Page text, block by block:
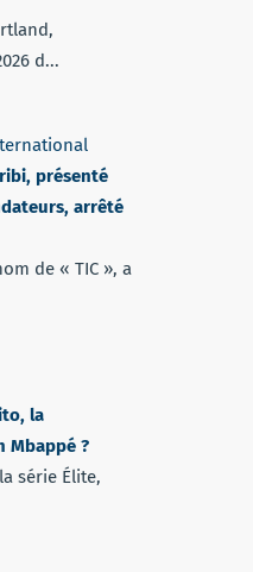
d...
présenté
arrêté
de « TIC », a
la
Mbappé ?
série Élite,